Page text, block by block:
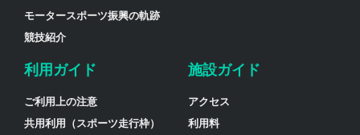
モータースポーツ振興の軌跡
競技紹介
利用ガイド
ご利用上の注意
共用利用（スポーツ走行枠）
施設ガイド
アクセス
利用料